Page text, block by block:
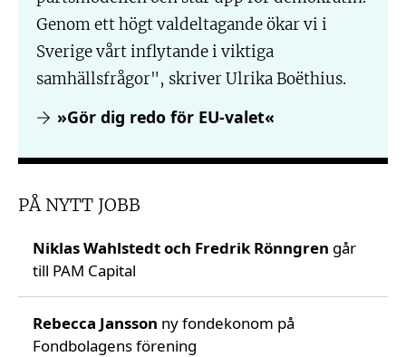
Genom ett högt valdeltagande ökar vi i
Sverige vårt inflytande i viktiga
samhällsfrågor", skriver Ulrika Boëthius.
»Gör dig redo för EU-valet«
PÅ NYTT JOBB
Niklas Wahlstedt och Fredrik Rönngren går
till PAM Capital
Rebecca Jansson ny fondekonom på
Fondbolagens förening